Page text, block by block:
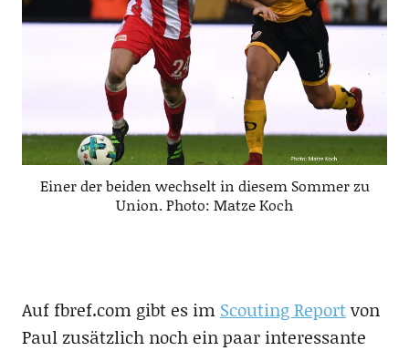
Einer der beiden wechselt in diesem Sommer zu
Union. Photo: Matze Koch
Auf fbref.com gibt es im Scouting Reportvon
Paul zusätzlich noch ein paar interessante